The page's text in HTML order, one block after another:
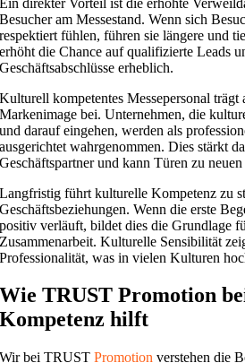
Besucher am Messestand. Wenn sich
respektiert fühlen, führen sie längere und
erhöht die Chance auf qualifizierte Leads
Geschäftsabschlüsse erheblich.
Kulturell kompetentes Messepersonal trägt
Markenimage bei. Unternehmen, die
und darauf eingehen, werden als
ausgerichtet wahrgenommen. Dies stärkt
Geschäftspartner und kann Türen zu
Langfristig führt kulturelle Kompetenz zu
Geschäftsbeziehungen. Wenn die erste
positiv verläuft, bildet dies die Grundlage
Zusammenarbeit. Kulturelle Sensibilität
Professionalität, was in vielen Kulturen
Wie TRUST Promotion
Kompetenz hilft
Wir bei TRUSTPromotion verstehen die